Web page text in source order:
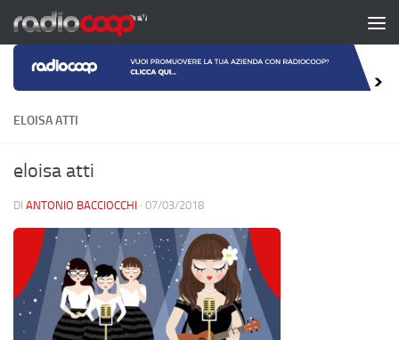
Salta al contenuto
ELOISA ATTI
eloisa atti
DI ANTONIO BACCIOCCHI · 07/03/2018